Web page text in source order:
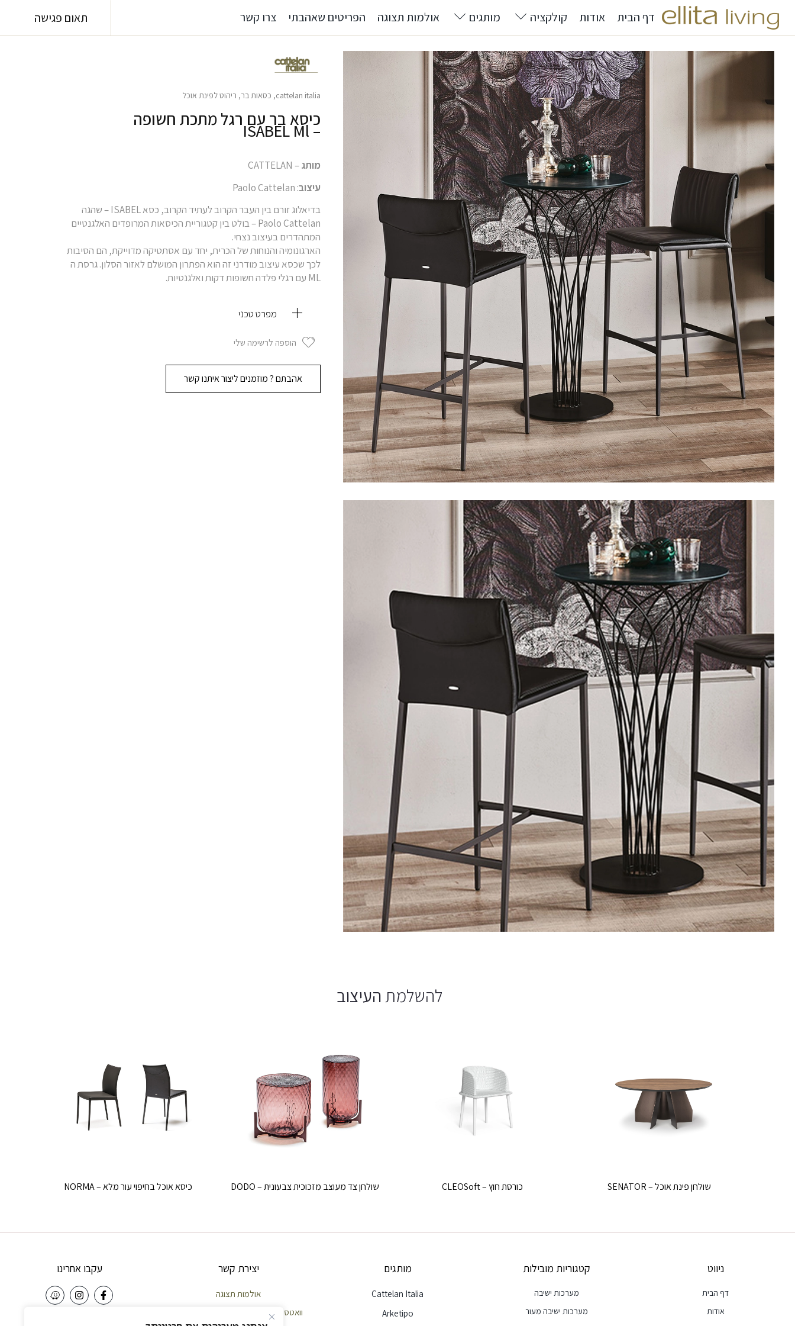
דף הבית אודות קולקציה מותגים אולמות תצוגה הפריטים שאהבתי צרו קשר תאום פגישה
cattelan italia
, כסאות בר, ריהוט לפינת אוכל
כיסא בר עם רגל מתכת חשופה
– ISABEL Ml
מותג– CATTELAN
עיצוב: Paolo Cattelan
בדיאלוג זורם בין העבר הקרוב לעתיד הקרוב, כסא ISABEL – שהגה
Paolo Cattelan – בולט בין קטגוריית הכיסאות המרופדים האלגנטיים
המתהדרים בעיצוב נצחי.
הארגונומיה והנוחות של הכרית, יחד עם אסתטיקה מדוייקת, הם הסיבות
לכך שכסא עיצוב מודרני זה הוא הפתרון המושלם לאזור הסלון. גרסת ה
ML עם רגלי פלדה חשופות דקות ואלגנטיות.
מפרט טכני
הוספה לרשימה שלי
אהבתם ? מוזמנים ליצור איתנו קשר
להשלמתהעיצוב
שולחן פינת אוכל – SENATOR כורסת חוץ – CLEOSoft שולחן צד מעוצב מזכוכית צבעונית – DODO כיסא אוכל בחיפוי עור מלא – NORMA
ניווט
דף הבית
אודות
קטגוריות מובילות
מערכות ישיבה
מערכות ישיבה מעור
מותגים
Cattelan Italia
Arketipo
יצירת קשר
אולמות תצוגה
וואטסאפ שירות לקוחות – 058-5921010
עקבו אחרינו